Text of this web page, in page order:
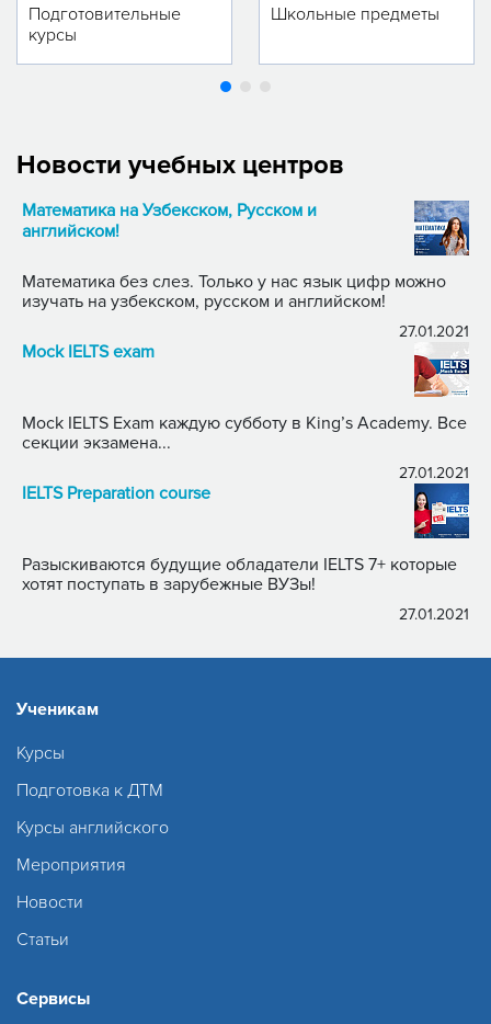
Подготовительные
курсы
Школьные предметы
Новости учебных центров
Математика на Узбекском, Русском и
английском!
Математика без слез. Только у нас язык цифр можно
изучать на узбекском, русском и английском!
27.01.2021
Mock IELTS exam
Mock IELTS Exam каждую субботу в King’s Academy. Все
секции экзамена...
27.01.2021
IELTS Preparation course
Разыскиваются будущие обладатели IELTS 7+ которые
хотят поступать в зарубежные ВУЗы!
27.01.2021
Ученикам
Курсы
Подготовка к ДТМ
Курсы английского
Мероприятия
Новости
Статьи
Сервисы